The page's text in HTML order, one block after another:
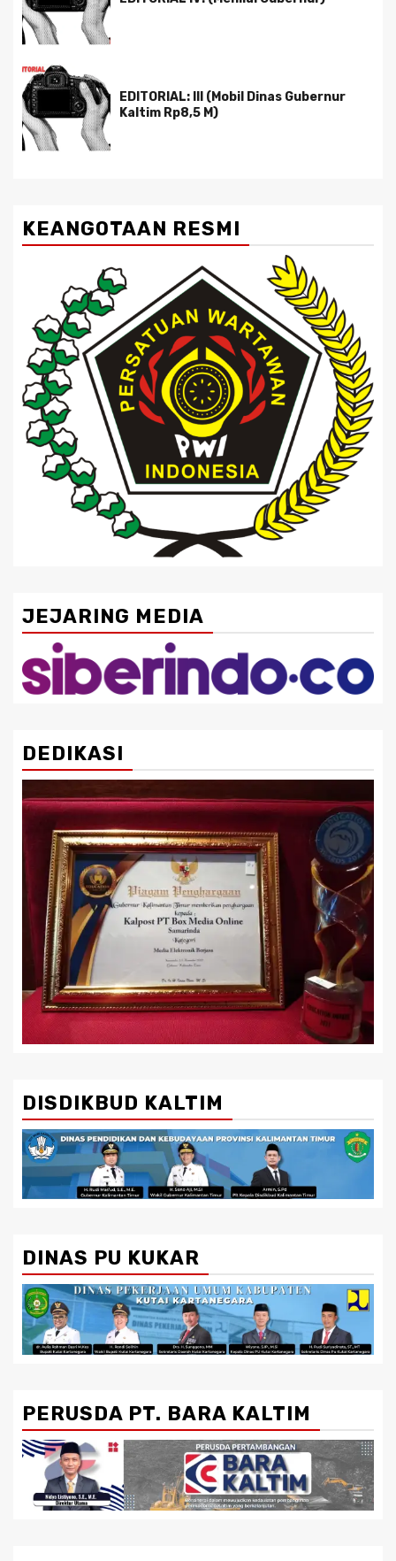
EDITORIAL: III (Mobil Dinas Gubernur
Kaltim Rp8,5 M)
KEANGOTAAN RESMI
JEJARING MEDIA
DEDIKASI
DISDIKBUD KALTIM
DINAS PU KUKAR
PERUSDA PT. BARA KALTIM